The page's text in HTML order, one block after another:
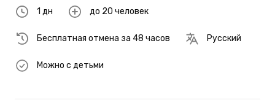
1 дн до 20 человек
Бесплатная отмена за 48 часов Русский
Можно с детьми